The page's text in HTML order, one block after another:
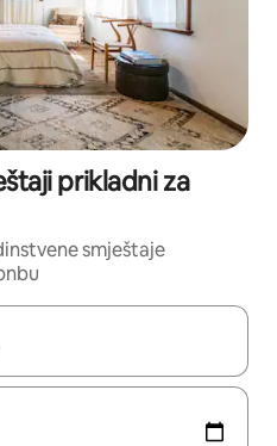
prikladni za
smještaje
moći ćete ih pregledati